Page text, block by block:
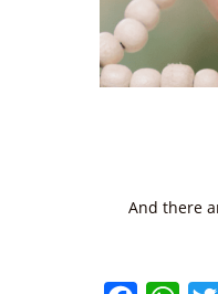
And there